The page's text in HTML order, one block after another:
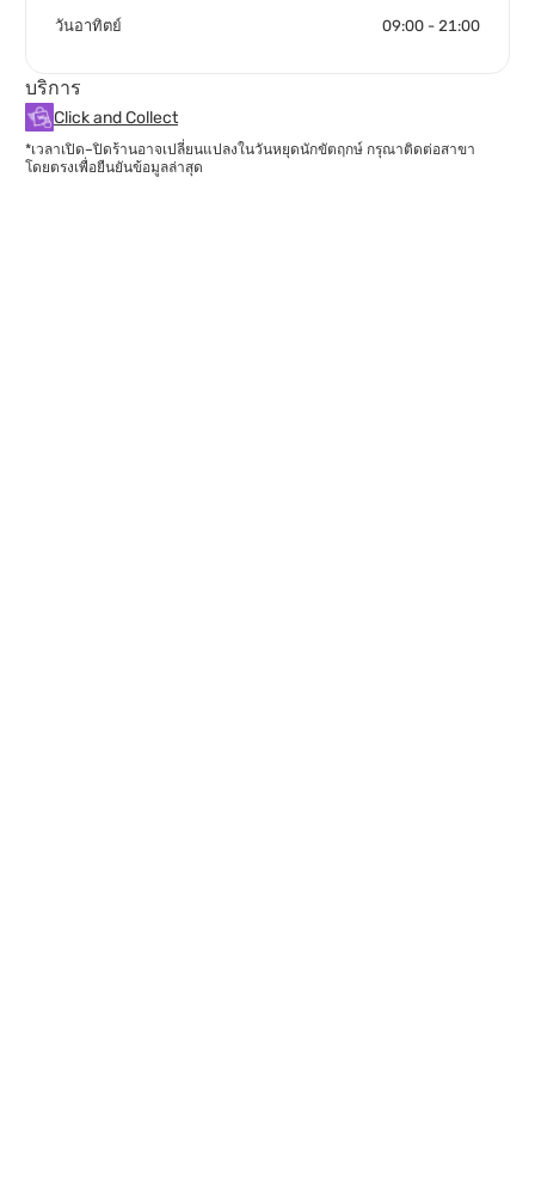
วันอาทิตย์ 09:00 - 21:00
บริการ
Click and Collect
*เวลาเปิด–ปิดร้านอาจเปลี่ยนแปลงในวันหยุดนักขัตฤกษ์ กรุณาติดต่อสาขา
โดยตรงเพื่อยืนยันข้อมูลล่าสุด